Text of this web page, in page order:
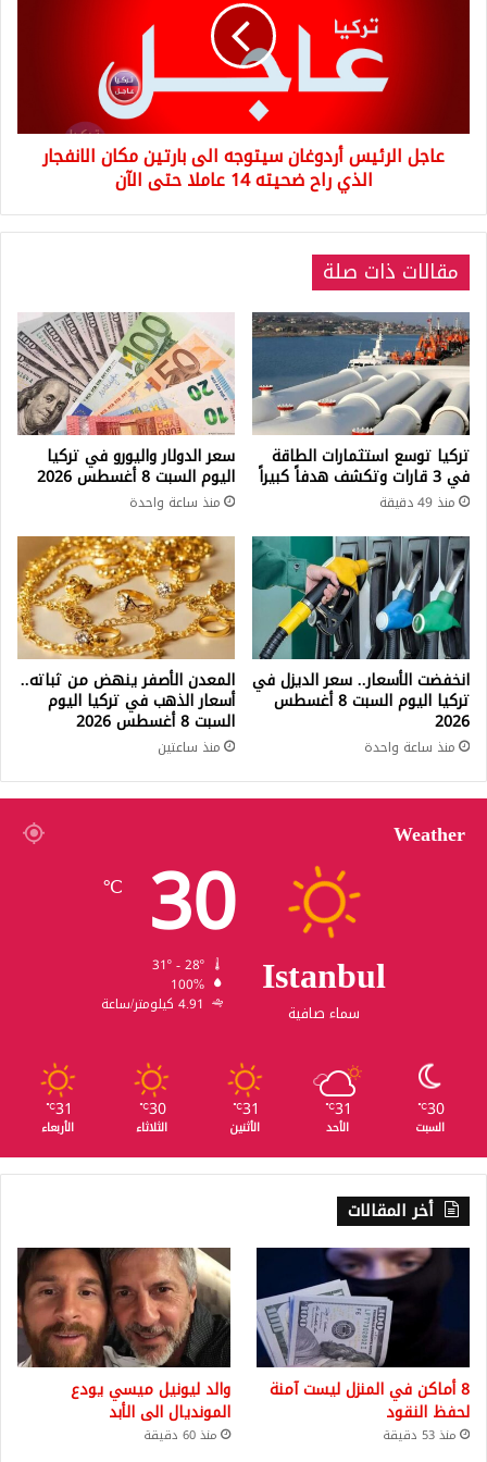
الذي
عاملا
الآن
عاجل الرئيس أردوغان سيتوجه الى بارتين مكان الانفجار
الذي راح ضحيته 14 عاملا حتى الآن
مقالات ذات صلة
تركيا توسع استثمارات الطاقة
في 3 قارات وتكشف هدفاً كبيراً
منذ 49 دقيقة
سعر الدولار واليورو في تركيا
اليوم السبت 8 أغسطس 2026
منذ ساعة واحدة
انخفضت الأسعار.. سعر الديزل في
تركيا اليوم السبت 8 أغسطس
2026
منذ ساعة واحدة
المعدن الأصفر ينهض من ثباته..
أسعار الذهب في تركيا اليوم
السبت 8 أغسطس 2026
منذ ساعتين
Weather
Istanbul
سماء صافية
30
℃
100%
4.91 كيلومتر/ساعة
30
℃
السبت
31
℃
الأحد
31
℃
الأثنين
30
℃
الثلاثاء
31
℃
الأربعاء
أخر المقالات
8 أماكن في المنزل ليست آمنة
لحفظ النقود
منذ 53 دقيقة
والد ليونيل ميسي يودع
المونديال الى الأبد
منذ 60 دقيقة